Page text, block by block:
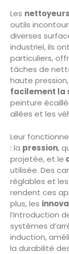
Les
outils
diverses
industriel, ils
particuliers,
tâches de
haute
facilement la
peinture
allées et les
Leur
: la pression,
projetée, et le
utilisée. Des
réglables et
rendent ces
plus, les
l’introduction
systèmes
induction,
la durabilité